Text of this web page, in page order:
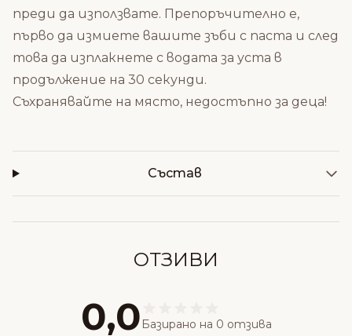
преди да използвате. Препоръчително е,
първо да измиете вашите зъби с паста и след
това да изплакнете с водата за уста в
продължение на 30 секунди.
Съхранявайте на място, недостъпно за деца!
Състав
ОТЗИВИ
0,0 Базирано на 0 отзива